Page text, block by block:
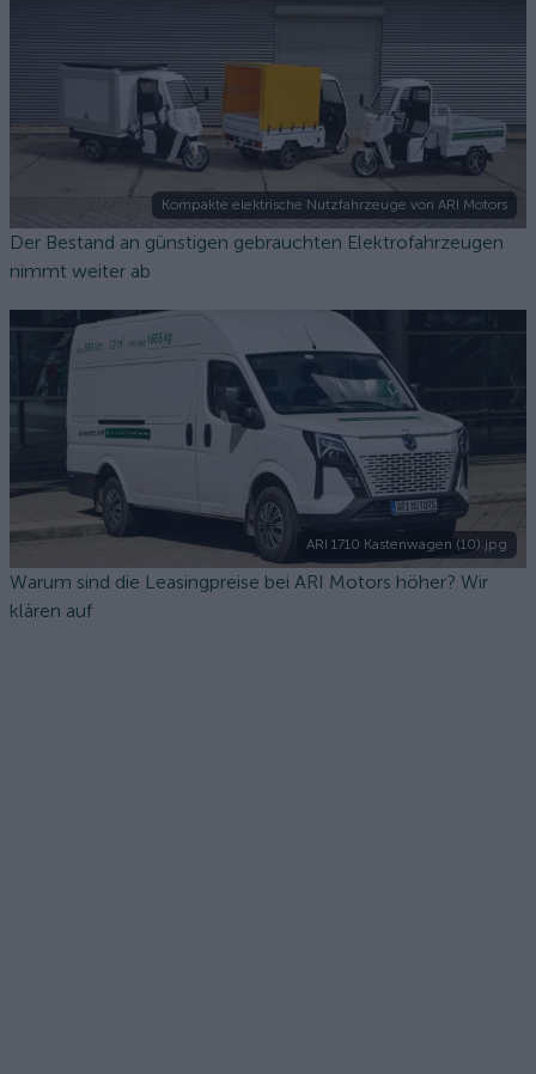
Kompakte elektrische Nutzfahrzeuge von ARI Motors
Der Bestand an günstigen gebrauchten Elektrofahrzeugen
nimmt weiter ab
ARI 1710 Kastenwagen (10).jpg
Warum sind die Leasingpreise bei ARI Motors höher? Wir
klären auf